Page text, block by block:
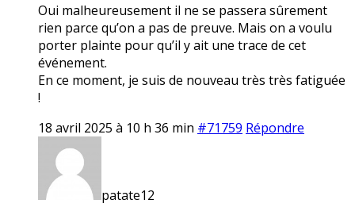
Oui malheureusement il ne se passera sûrement
rien parce qu’on a pas de preuve. Mais on a voulu
porter plainte pour qu’il y ait une trace de cet
événement.
En ce moment, je suis de nouveau très très fatiguée
!
18 avril 2025 à 10 h 36 min #71759 Répondre
patate12